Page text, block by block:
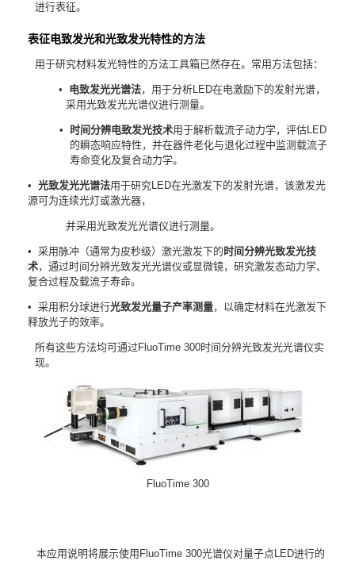
进行表征。
表征电致发光和光致发光特性的方法
用于研究材料发光特性的方法工具箱已然存在。常用方法包括：
• 电致发光光谱法，用于分析LED在电激励下的发射光谱，
采用光致发光光谱仪进行测量。
• 时间分辨电致发光技术用于解析载流子动力学，评估 LED
的瞬态响应特性，并在器件老化与退化过程中监测载流子
寿命变化及复合动力学。
• 光致发光光谱法用于研究 LED在光激发下的发射光谱，该激发光
源可为连续光灯或激光器，
并采用光致发光光谱仪进行测量。
• 采用脉冲（通常为皮秒级）激光激发下的 时间分辨光致发光技
术，通过时间分辨光致发光光谱仪或显微镜，研究激发态动力学、
复合过程及载流子寿命。
• 采用积分球进行光致发光量子产率测量，以确定材料在光激发下
释放光子的效率。
所有这些方法均可通过FluoTime 300时间分辨光致发光光谱仪实
现。
FluoTime 300
本应用说明将展示使用 FluoTime 300光谱仪对量子点 LED进行的